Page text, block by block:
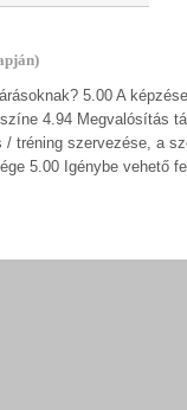
5.00 A
4.94 Megvalósítás
tréning szervezése, a
5.00 Igénybe vehető